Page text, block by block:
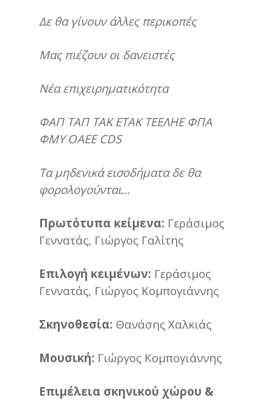
Δε θα γίνουν άλλες περικοπές
Μας πιέζουν οι δανειστές
Νέα επιχειρηματικότητα
ΦΑΠ ΤΑΠ ΤΑΚ ΕΤΑΚ ΤΕΕΛΗΕ ΦΠΑ
ΦΜΥ ΟΑΕΕ CDS
Τα μηδενικά εισοδήματα δε θα
φορολογούνται…
Πρωτότυπα κείμενα: Γεράσιμος
Γεννατάς, Γιώργος Γαλίτης
Επιλογή κειμένων: Γεράσιμος
Γεννατάς, Γιώργος Κομπογιάννης
Σκηνοθεσία: Θανάσης Χαλκιάς
Μουσική: Γιώργος Κομπογιάννης
Επιμέλεια σκηνικού χώρου &